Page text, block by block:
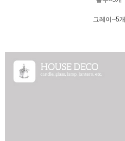
그레이--5개